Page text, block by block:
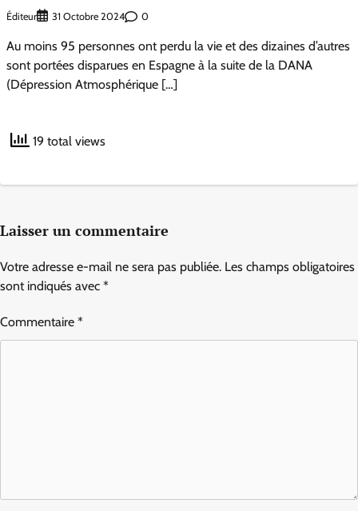
Éditeur 31 Octobre 2024 0
Au moins 95 personnes ont perdu la vie et des dizaines d’autres
sont portées disparues en Espagne à la suite de la DANA
(Dépression Atmosphérique […]
19 total views
Laisser un commentaire
Votre adresse e-mail ne sera pas publiée. Les champs obligatoires
sont indiqués avec *
Commentaire *